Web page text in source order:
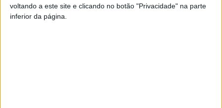
voltando a este site e clicando no botão "Privacidade" na parte
inferior da página.